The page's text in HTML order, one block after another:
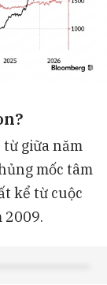
giữa năm
mốc tâm
kể từ cuộc
2009.